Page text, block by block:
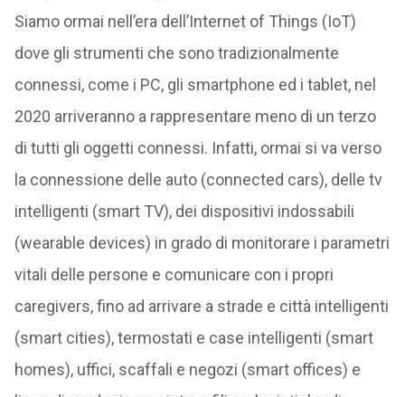
Siamo ormai nell’era dell’Internet of Things (IoT)
dove gli strumenti che sono tradizionalmente
connessi, come i PC, gli smartphone ed i tablet, nel
2020 arriveranno a rappresentare meno di un terzo
di tutti gli oggetti connessi. Infatti, ormai si va verso
la connessione delle auto (connected cars), delle tv
intelligenti (smart TV), dei dispositivi indossabili
(wearable devices) in grado di monitorare i parametri
vitali delle persone e comunicare con i propri
caregivers, fino ad arrivare a strade e città intelligenti
(smart cities), termostati e case intelligenti (smart
homes), uffici, scaffali e negozi (smart offices) e